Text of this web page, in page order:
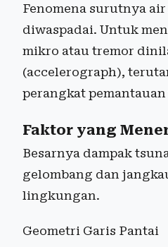
Fenomena surutnya
diwaspadai. Untuk
mikro atau tremor
(accelerograph),
perangkat
Faktor yang
Besarnya dampak
gelombang dan
lingkungan.
Geometri Garis Pantai